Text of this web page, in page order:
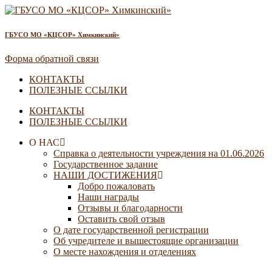
ГБУСО МО «КЦСОР» Химкинский»
Форма обратной связи
КОНТАКТЫ
ПОЛЕЗНЫЕ ССЫЛКИ
КОНТАКТЫ
ПОЛЕЗНЫЕ ССЫЛКИ
О НАС
Справка о деятельности учреждения на 01.06.2026
Государственное задание
НАШИ ДОСТИЖЕНИЯ
Добро пожаловать
Наши награды
Отзывы и благодарности
Оставить свой отзыв
О дате государственной регистрации
Об учредителе и вышестоящие организации
О месте нахождения и отделениях